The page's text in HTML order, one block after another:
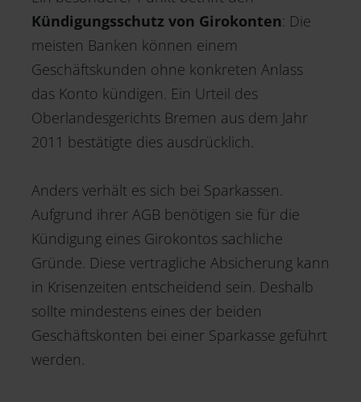
Kündigungsschutz von Girokonten: Die
meisten Banken können einem
Geschäftskunden ohne konkreten Anlass
das Konto kündigen. Ein Urteil des
Oberlandesgerichts Bremen aus dem Jahr
2011 bestätigte dies ausdrücklich.
Anders verhält es sich bei Sparkassen.
Aufgrund ihrer AGB benötigen sie für die
Kündigung eines Girokontos sachliche
Gründe. Diese vertragliche Absicherung kann
in Krisenzeiten entscheidend sein. Deshalb
sollte mindestens eines der beiden
Geschäftskonten bei einer Sparkasse geführt
werden.